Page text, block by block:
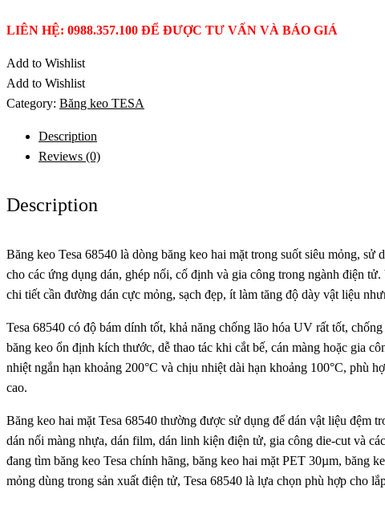
LIÊN HỆ: 0988.357.100 ĐỂ ĐƯỢC TƯ VẤN VÀ BÁO GIÁ
Add to Wishlist
Add to Wishlist
Category: Băng keo TESA
Description
Reviews (0)
Description
Băng keo Tesa 68540 là dòng băng keo hai mặt trong suốt siêu mỏng,
cho các ứng dụng dán, ghép nối, cố định và gia công trong ngành điện
chi tiết cần đường dán cực mỏng, sạch đẹp, ít làm tăng độ dày vật liệu
Tesa 68540 có độ bám dính tốt, khả năng chống lão hóa UV rất tốt,
băng keo ổn định kích thước, dễ thao tác khi cắt bế, cán màng hoặc gia
nhiệt ngắn hạn khoảng 200°C và chịu nhiệt dài hạn khoảng 100°C, phù
cao.
Băng keo hai mặt Tesa 68540 thường được sử dụng để dán vật liệu
dán nối màng nhựa, dán film, dán linh kiện điện tử, gia công die-cut và
đang tìm băng keo Tesa chính hãng, băng keo hai mặt PET 30µm, băng
mỏng dùng trong sản xuất điện tử, Tesa 68540 là lựa chọn phù hợp cho